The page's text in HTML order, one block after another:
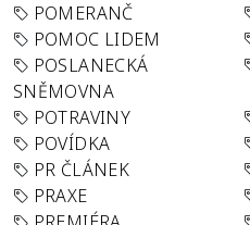
POMERANČ
POMOC LIDEM
POSLANECKÁ
SNĚMOVNA
POTRAVINY
POVÍDKA
PR ČLÁNEK
PRAXE